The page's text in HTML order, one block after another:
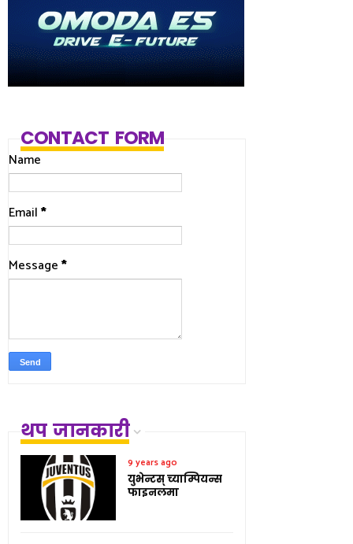
CONTACT FORM
Name
Email*
Message*
थप जानकारी
9 years ago
युभेन्टस् च्याम्पियन्स
फाइनलमा